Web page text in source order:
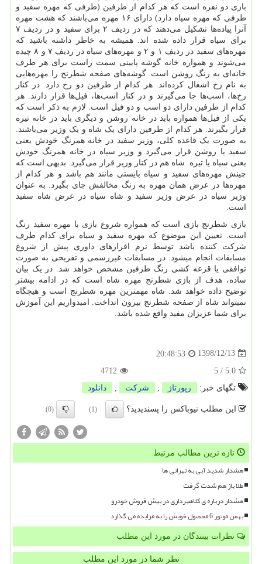
بازی دو نفره است که هر کدام از طرفین (طرفی که مهره سفید و
طرفی که مهره سیاه دارد) دارای ۱۶ مهره می‌باشند که هشت مهره
آنرا پیاده‌ها تشکیل می‌دهند که در ردیف ۲ برای سفید و در ردیف ۷
برای سیاه قرار داده شده اند. همیشه به خاطر داشته باشید که
مهره‌های سفید در ردیف ۱ و ۲ و مهره‌های سیاه در ردیف ۷ و ۸ چیده
می‌شوند و همواره خانه گوشه پایینی سمت راست برای هر طرف
خانه‌ای به رنگ روشن است. گوشه‌های صفحه شطرنج را مهره‌هایی
به نام رخ اشغال کرده‌اند. هر کدام از طرفین دو رخ دارد. در کنار
رخ‌ها، اسب‌ها جا می‌گیرند و در کنار اسب‌ها، فیل‌ها قرار دارند. هر
کدام از طرفین دارای دو اسب و دو فیل است. لازم به ذکر است که
یکی از فیل‌ها همواره باید در خانه روشن و دیگری باید در خانه تیره
قرار بگیرند. هر کدام از طرفین دارای یک شاه و یک وزیر می‌باشند.
به صورت یک قاعده کلی، وزیر سفید در خانه همرنگ خودش یعنی
سفید یا روشن قرار می‌گیرد و وزیر سیاه در خانه همرنگ خودش
یعنی سیاه یا تیره. شاه هم در کنار وزیر قرار می‌گیرد. بدیهی است که
چینش مهره‌های سفید و سیاه بایستی مانند هم باشد و هر کدام از
مهره‌ها در عرض همان مهره به رنگ مخالفش جای بگیرد. به عنوان
وزیر سیاه در عرض وزیر سفید و شاه سیاه در عرض شاه سفید
است.
بازی شطرنج بازی است که همواره شروع بازی با مهره سفید رنگ
است. تعیین این موضوع که مهره سفید و سیاه برای کدام طرف
شرکت کننده باشد توسط نرم افزارهای داوری پیش از شروع
مسابقات انجام میشود. در مسابقات غیررسمی و تفریحی به صورت
توافقی یا قرعه کشی رنگ طرفین مشخص خواهد شد. در یک بیان
ساده، هدف از بازی شطرنج مهره شاه است که در ادامه بیشتر
توضیح داده خواهد شد. شاه مهمترین مهره شطرنج است و هیچگاه
نمیتواند شاه از صفحه شطرنج بیرون انداخت. امیدواریم این آموزش
برای شما عزیزان مفید واقع شده باشد.
1398/12/13
20:48:53
5.0
/
5
4712
تگهای خبر:
رپورتاژ شركت دانلود
این مطلب نیوباکس را پسندیدید؟ (1)
(0)
تازه ترین مطالب مرتبط
هشدار شدید آبی به تهرانی ها
طلا باز هم شدت گرفت
هشدار درباره ی کلاهبرداری در پیش فروش خودرو
بهمن موتور 6 محصول خویش را به مزایده می گذارد
نظرات بینندگان در مورد این مطلب
نظر شما در مورد این مطلب